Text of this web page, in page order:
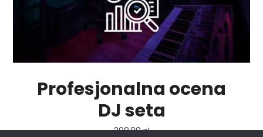
Profesjonalna ocena
DJ seta
299,00zł